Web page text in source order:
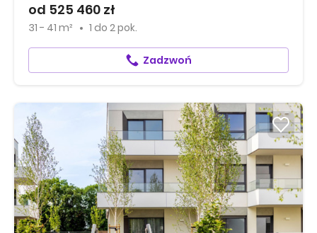
od 525 460 zł
31 - 41 m² 1 do 2 pok.
Zadzwoń